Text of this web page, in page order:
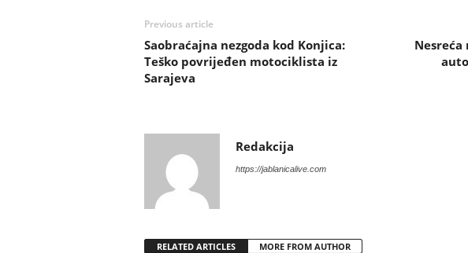
Previous article
Saobraćajna nezgoda kod Konjica:
Teško povrijeđen motociklista iz
Sarajeva
Nesreća
Redakcija
https://jablanicalive.com
RELATED ARTICLES MORE FROM AUTHOR